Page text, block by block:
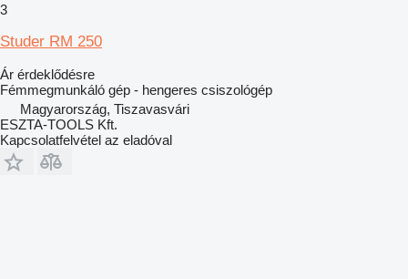
3
Studer RM 250
Ár érdeklődésre
Fémmegmunkáló gép - hengeres csiszológép
Magyarország, Tiszavasvári
ESZTA-TOOLS Kft.
Kapcsolatfelvétel az eladóval